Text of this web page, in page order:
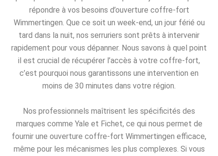
répondre à vos besoins d’ouverture coffre-fort
Wimmertingen. Que ce soit un week-end, un jour férié ou
tard dans la nuit, nos serruriers sont prêts à intervenir
rapidement pour vous dépanner. Nous savons à quel point
il est crucial de récupérer l’accès à votre coffre-fort,
c’est pourquoi nous garantissons une intervention en
moins de 30 minutes dans votre région.
Nos professionnels maîtrisent les spécificités des
marques comme Yale et Fichet, ce qui nous permet de
fournir une ouverture coffre-fort Wimmertingen efficace,
même pour les mécanismes les plus complexes. Si vous